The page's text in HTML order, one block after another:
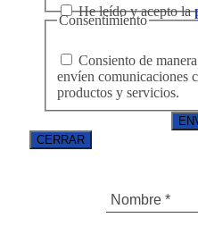
He leído y acepto la
Consentimiento
Consiento de
envíen comunicaciones
productos y servicios.
CERRAR